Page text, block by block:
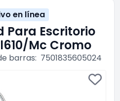
en línea
Para Escritorio
Mc Cromo
barras: 7501835605024